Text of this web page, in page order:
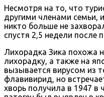
Несмотря на то, что
другими членами семьи,
никто больше не
спустя 2,5 недели после
Лихорадка Зика похожа
лихорадку, а также на
вызывается вирусом из
флавивирид, но
хворь получила в 1947 в